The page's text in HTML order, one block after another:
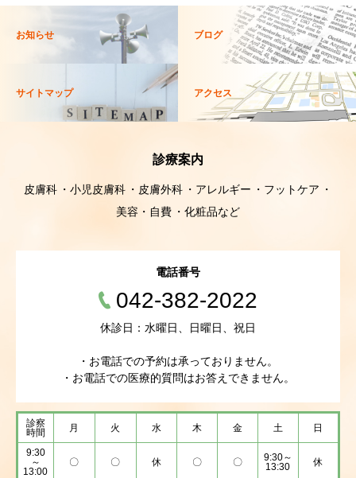
お知らせ ブログ
サイトマップ アクセス
診療案内
皮膚科 小児皮膚科 皮膚外科 アレルギー
フットケア
美容・自費
化粧品など
電話番号
042-382-2022
休診日：水曜日、日曜日、祝日
・お電話での予約は承っておりません。
・お電話での医療的質問はお答えできません。
診察
時間
月 火 水 木 金 土 日
9:30
～
13:00
〇 〇 休 〇 〇
9:30～
13:30
休